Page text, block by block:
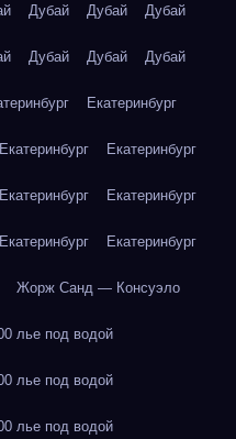
Дубай Дубай Дубай
Дубай Дубай Дубай
Екатеринбург
Екатеринбург Екатеринбург
Екатеринбург Екатеринбург
Екатеринбург Екатеринбург
Жорж Санд — Консуэло
лье под водой
лье под водой
лье под водой